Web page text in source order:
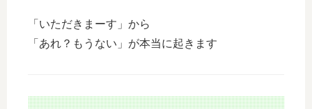
「いただきまーす」から
「あれ？もうない」が本当に起きます